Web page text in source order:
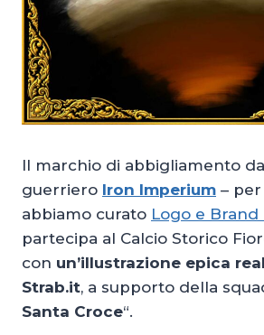
Il marchio di abbigliamento
guerriero Iron Imperium –
abbiamo curato Logo e Brand
partecipa al Calcio Storico
con un’illustrazione epica
Strab.it, a supporto della
Santa Croce“.